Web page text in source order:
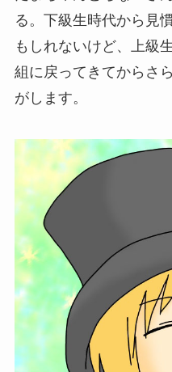
る。下級生時代から見
もしれないけど、上級
組に戻ってきてからさ
がします。